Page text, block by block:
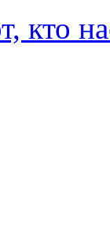
кто